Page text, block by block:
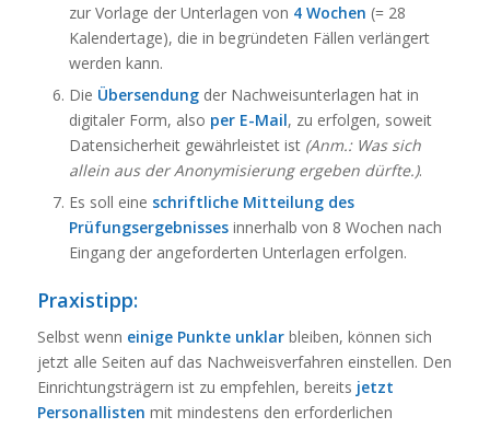
zur Vorlage der Unterlagen von 4 Wochen (= 28
Kalendertage), die in begründeten Fällen verlängert
werden kann.
Die Übersendungder Nachweisunterlagen hat in
digitaler Form, also per E-Mail, zu erfolgen, soweit
Datensicherheit gewährleistet ist (Anm.: Was sich
allein aus der Anonymisierung ergeben dürfte.).
Es soll eine schriftliche Mitteilung des
Prüfungsergebnissesinnerhalb von 8 Wochen nach
Eingang der angeforderten Unterlagen erfolgen.
Praxistipp:
Selbst wenn einige Punkte unklarbleiben, können sich
jetzt alle Seiten auf das Nachweisverfahren einstellen. Den
Einrichtungsträgern ist zu empfehlen, bereits jetzt
Personallisten mit mindestens den erforderlichen